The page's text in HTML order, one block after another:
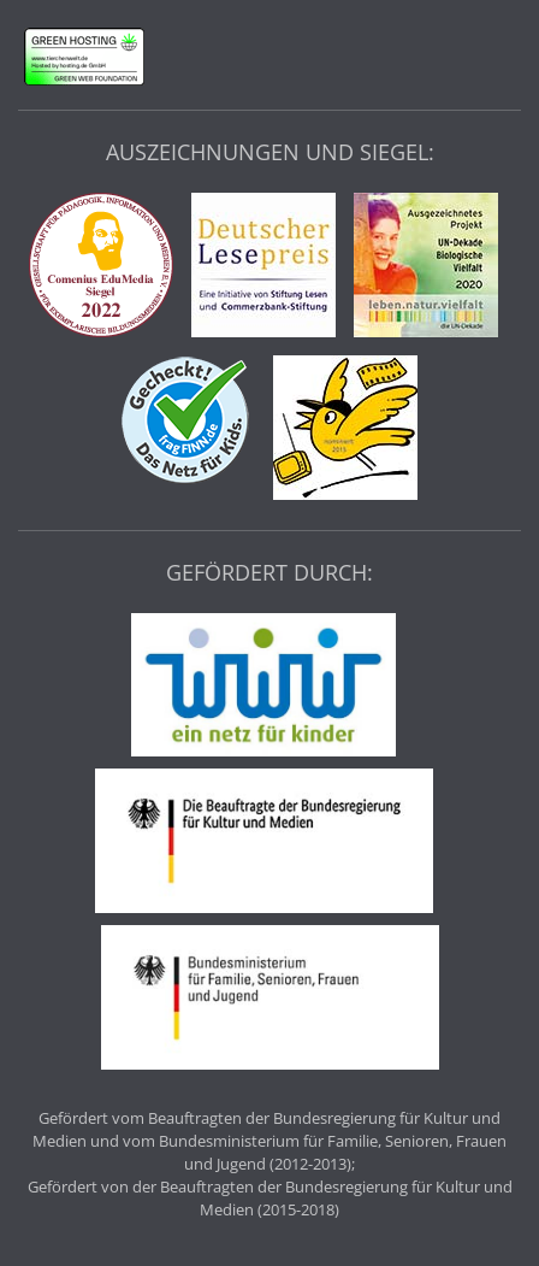
AUSZEICHNUNGEN UND SIEGEL:
GEFÖRDERT DURCH:
Gefördert vom Beauftragten der Bundesregierung für Kultur und
Medien und vom Bundesministerium für Familie, Senioren, Frauen
und Jugend (2012-2013);
Gefördert von der Beauftragten der Bundesregierung für Kultur und
Medien (2015-2018)